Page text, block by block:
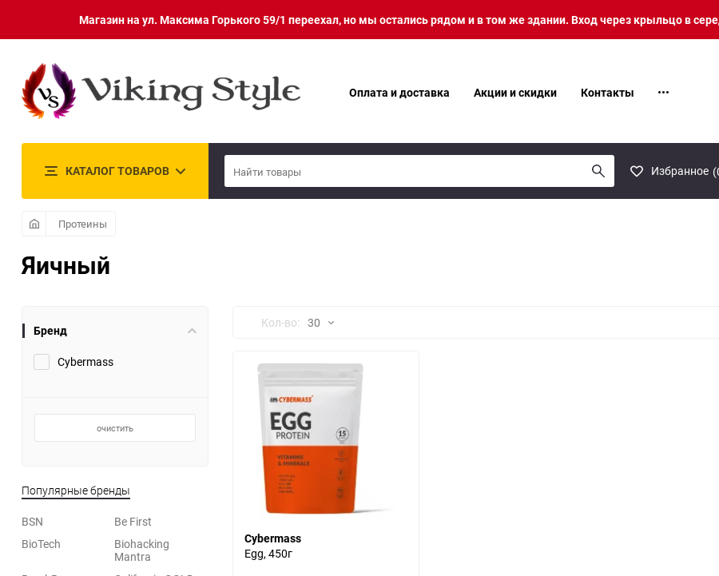
Магазин на ул. Максима Горького 59/1 переехал, но мы остались рядом и в том же здании. Вход через крыльцо в
Оплата и доставка Акции и скидки Контакты
КАТАЛОГ ТОВАРОВ Избранное (
Протеины
Яичный
Бренд
Cybermass
очистить
Популярные бренды
BSN
Be First
BioTech
Biohacking
Mantra
Кол-во: 30
60
90
150
Cybermass
Egg, 450г